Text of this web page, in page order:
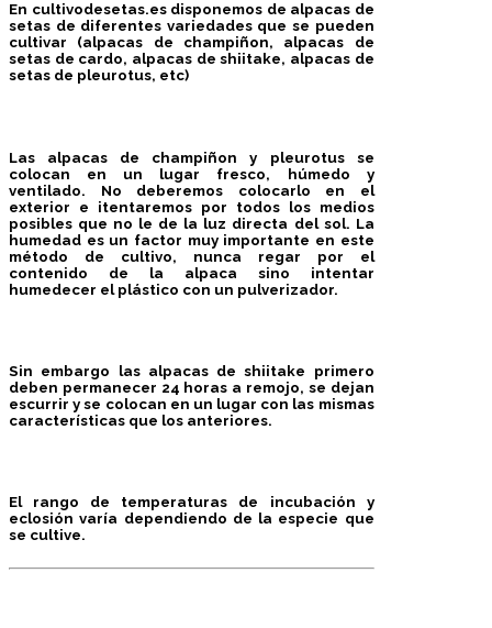
En cultivodesetas.esdisponemos de alpacas de
setas de diferentes variedadesque se pueden
cultivar (alpacas de champiñon, alpacas de
setas de cardo, alpacas deshiitake, alpacas de
setas de pleurotus, etc)
Las alpacas de champiñon y pleurotusse
colocan en un lugar fresco, húmedo y
ventilado. No deberemos colocarlo en el
exterior e itentaremos por todos los medios
posibles que no le de la luz directa del sol. La
humedad es un factor muy importante en este
método de cultivo, nunca regar por el
contenido de la alpaca sino intentar
humedecer el plástico con un pulverizador.
Sin embargo las alpacas de shiitake primero
deben permanecer 24 horas a remojo, se dejan
escurrir y se colocan en un lugar con las mismas
características que los anteriores.
El rango de temperaturas de incubación y
eclosión varía dependiendo de la especie que
se cultive.